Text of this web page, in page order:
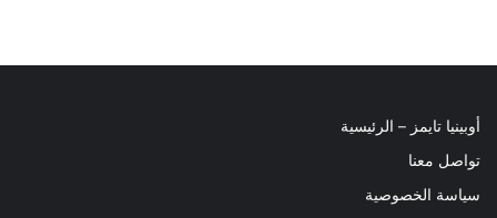
أوبينيا تايمز – الرئيسية
تواصل معنا
سياسة الخصوصية